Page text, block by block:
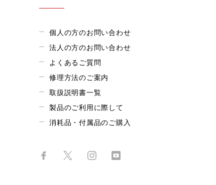
個人の方のお問い合わせ
法人の方のお問い合わせ
よくあるご質問
修理方法のご案内
取扱説明書一覧
製品のご利用に際して
消耗品・付属品のご購入